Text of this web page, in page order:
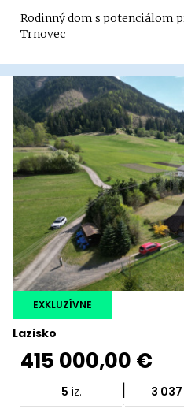
Rodinný dom s potenciálom
Trnovec
Lazisko
EXKLUZÍVNE
415 000,00 €
5 iz. | 3 037